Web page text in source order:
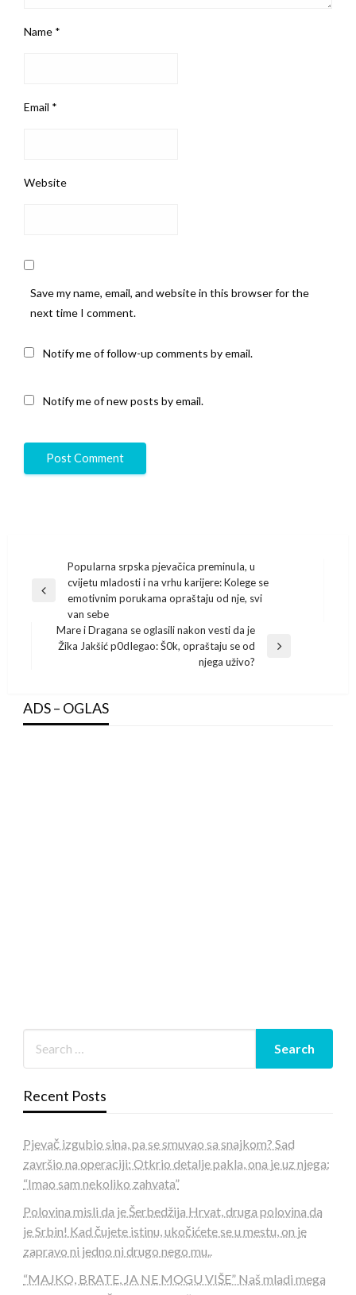
Name *
Email *
Website
Save my name, email, and website in this browser for the
next time I comment.
Notify me of follow-up comments by email.
Notify me of new posts by email.
navigation
Previous
PopuIarna srpska pjevačica preminuIa, u
cvijetu mladosti i na vrhu karijere: Kolege se
emotivnim porukama opraštaju od nje, svi
van sebe
Next
Mare i Dragana se oglasili nakon vesti da je
Žika Jakšić p0dIegao: Š0k, opraštaju se od
njega uživo?
ADS – OGLAS
Recent Posts
Pjevač izgubio sina, pa se smuvao sa snajkom? Sad
završio na operaciji: Otkrio detalje pakla, ona je uz njega:
“Imao sam nekoliko zahvata”
Polovina misli da je Šerbedžija Hrvat, druga polovina da
je Srbin! Kad čujete istinu, ukočićete se u mestu, on je
zapravo ni jedno ni drugo nego mu..
“MAJKO, BRATE, JA NE MOGU VIŠE” Naš mladi mega